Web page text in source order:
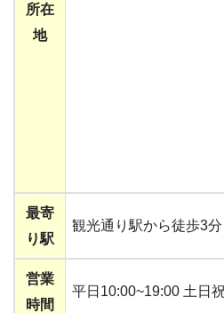
所在
地
最寄
り駅
観光通り駅から徒歩3分
営業
時間
平日10:00~19:00 土日